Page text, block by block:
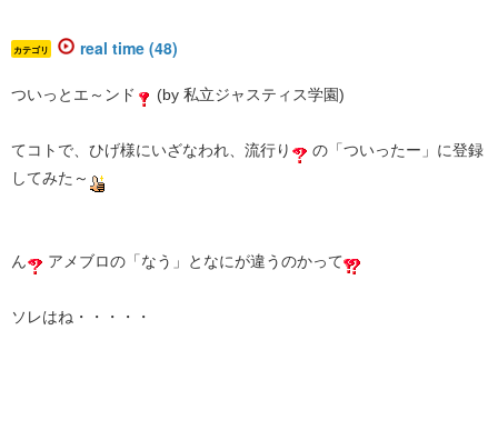
カテゴリ real time (48)
ついっとエ～ンド (by 私立ジャスティス学園)
てコトで、ひげ様にいざなわれ、流行り
の「ついったー」に登録
してみた～
ん アメブロの「なう」となにが違うのかって
ソレはね・・・・・